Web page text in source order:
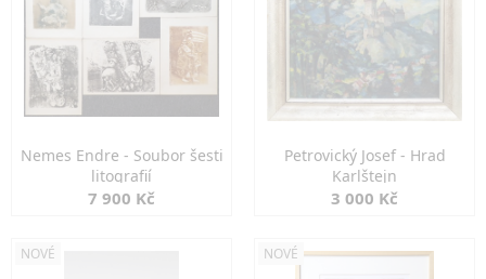
Nemes Endre - Soubor šesti
litografií
7 900 Kč
Petrovický Josef - Hrad
Karlštejn
3 000 Kč
NOVÉ NOVÉ